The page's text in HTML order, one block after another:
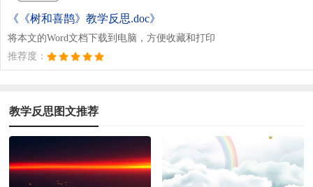
《《树和喜鹊》教学反思.doc》
将本文的Word文档下载到电脑，方便收藏和打印
推荐度：
教学反思图文推荐